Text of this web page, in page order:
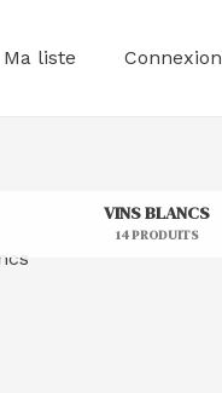
Ma liste Connexion
VINS BLANCS
14 PRODUITS